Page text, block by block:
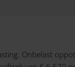
Onbelast